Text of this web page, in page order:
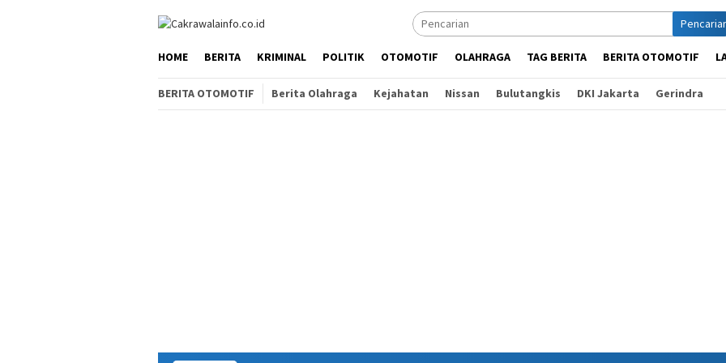
HOME BERITA KRIMINAL POLITIK OTOMOTIF OLAHRAGA TAG BERITA BERITA OTOMOTIF
BERITA OTOMOTIF Berita Olahraga Kejahatan Nissan Bulutangkis DKI Jakarta Gerindra